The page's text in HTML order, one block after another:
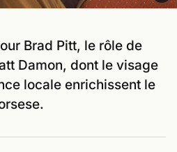
Brad Pitt, le rôle de
Damon, dont le visage
locale enrichissent le